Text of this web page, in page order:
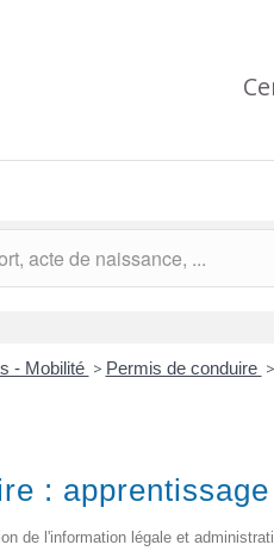
- Mobilité > Permis de conduire >
:
de l'information légale et